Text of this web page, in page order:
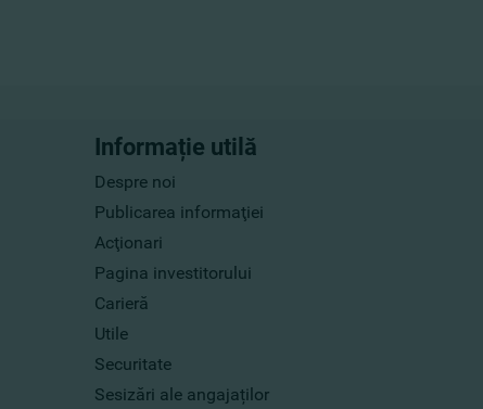
Informație utilă
Despre noi
Publicarea informaţiei
Acţionari
Pagina investitorului
Carieră
Utile
Securitate
Sesizări ale angajaților